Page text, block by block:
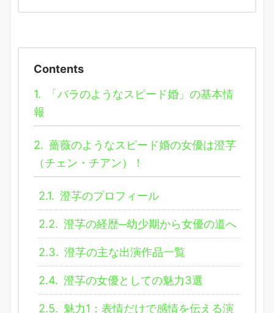
Contents
1.
「バラのようなスピード婚」の基本情
報
2. 薔薇のようなスピード婚の女優は澄芓
（チェン・チアン）！
2.1. 澄芓のプロフィール
2.2. 澄芓の経歴─幼少期から女優の道へ
2.3. 澄芓の主な出演作品一覧
2.4. 澄芓の女優としての魅力3選
2.5. 魅力1：表情だけで感情を伝える演